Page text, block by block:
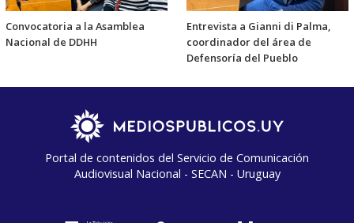
Convocatoria a la Asamblea
Nacional de DDHH
Entrevista a Gianni di Palma,
coordinador del área de
Defensoría del Pueblo
Portal de contenidos del Servicio de Comunicación
Audiovisual Nacional - SECAN - Uruguay